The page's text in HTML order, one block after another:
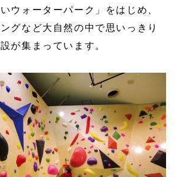
ウォーターパーク」をはじめ、
グなど大自然の中で思いっきり
が集まっています。